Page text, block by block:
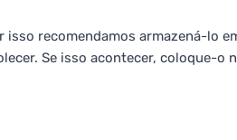
recomendamos armazená-lo
Se isso acontecer, coloque-o